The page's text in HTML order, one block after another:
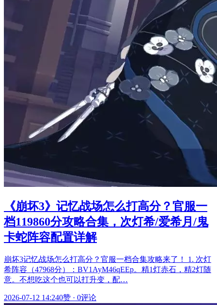
《崩坏3》记忆战场怎么打高分？官服一
档119860分攻略合集，次灯希/爱希月/鬼
卡蛇阵容配置详解
崩坏3记忆战场怎么打高分？官服一档合集攻略来了！ 1. 次灯
希阵容（47968分）：BV1AyM46qEEp。精1灯赤石，精2灯随
意。不想吃这个也可以打升变，配…
2026-07-12 14:240赞 · 0评论